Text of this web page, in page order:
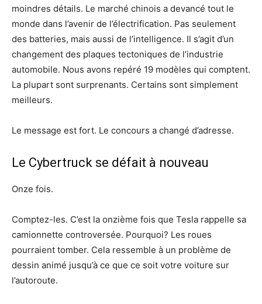
moindres détails. Le marché chinois a devancé tout le
monde dans l’avenir de l’électrification. Pas seulement
des batteries, mais aussi de l’intelligence. Il s’agit d’un
changement des plaques tectoniques de l’industrie
automobile. Nous avons repéré 19 modèles qui comptent.
La plupart sont surprenants. Certains sont simplement
meilleurs.
Le message est fort. Le concours a changé d’adresse.
Le Cybertruck se défait à nouveau
Onze fois.
Comptez-les. C’est la onzième fois que Tesla rappelle sa
camionnette controversée. Pourquoi? Les roues
pourraient tomber. Cela ressemble à un problème de
dessin animé jusqu’à ce que ce soit votre voiture sur
l’autoroute.